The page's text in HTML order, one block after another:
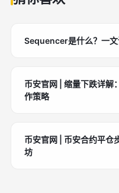
Sequencer是什么？一
币安官网 | 缩量下跌详解
作策略
币安官网 | 币安合约平仓
坊